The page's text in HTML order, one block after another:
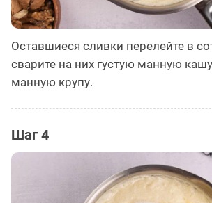
Оставшиеся сливки перелейте в
сварите на них густую манную
манную крупу.
Шаг 4